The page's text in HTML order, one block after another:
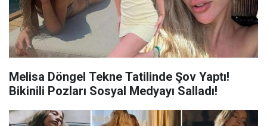
Melisa Döngel Tekne Tatilinde Şov Yaptı!
Bikinili Pozları Sosyal Medyayı Salladı!